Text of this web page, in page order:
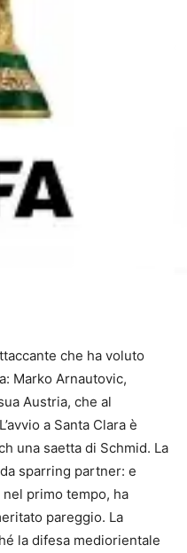
che ha voluto
Marko Arnautovic,
Austria, che al
a Santa Clara è
una saetta di Schmid. La
sparring partner: e
primo tempo, ha
pareggio. La
la difesa mediorientale